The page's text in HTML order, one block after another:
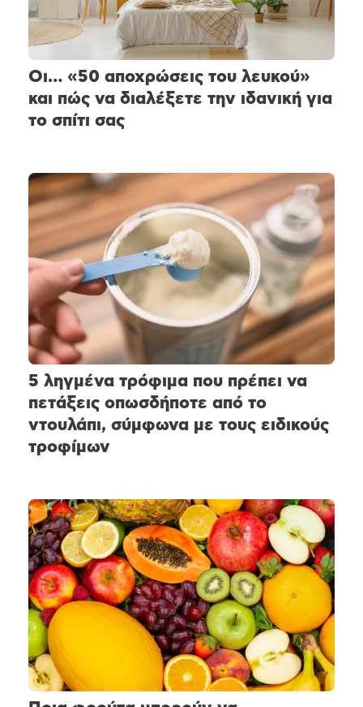
Οι… «50 αποχρώσεις του λευκού»
και πώς να διαλέξετε την ιδανική για
το σπίτι σας
5 ληγμένα τρόφιμα που πρέπει να
πετάξεις οπωσδήποτε από το
ντουλάπι, σύμφωνα με τους ειδικούς
τροφίμων